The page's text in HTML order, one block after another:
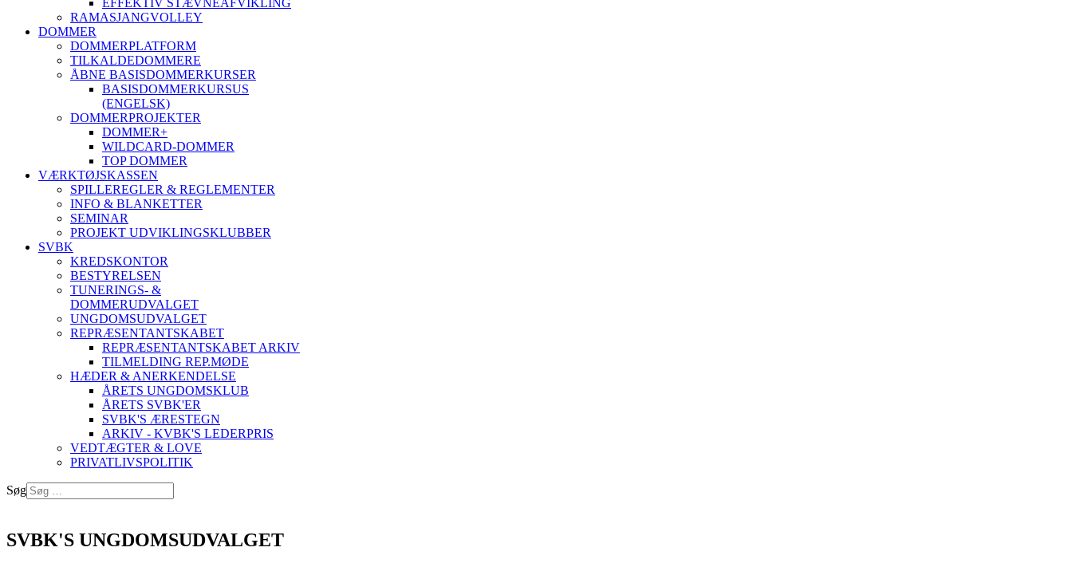
EFFEKTIV STÆVNEAFVIKLING
RAMASJANGVOLLEY
DOMMER
DOMMERPLATFORM
TILKALDEDOMMERE
ÅBNE BASISDOMMERKURSER
BASISDOMMERKURSUS
(ENGELSK)
DOMMERPROJEKTER
DOMMER+
WILDCARD-DOMMER
TOP DOMMER
VÆRKTØJSKASSEN
SPILLEREGLER & REGLEMENTER
INFO & BLANKETTER
SEMINAR
PROJEKT UDVIKLINGSKLUBBER
SVBK
KREDSKONTOR
BESTYRELSEN
TUNERINGS- &
DOMMERUDVALGET
UNGDOMSUDVALGET
REPRÆSENTANTSKABET
REPRÆSENTANTSKABET ARKIV
TILMELDING REP.MØDE
HÆDER & ANERKENDELSE
ÅRETS UNGDOMSKLUB
ÅRETS SVBK'ER
SVBK'S ÆRESTEGN
ARKIV - KVBK'S LEDERPRIS
VEDTÆGTER & LOVE
PRIVATLIVSPOLITIK
Søg
SVBK'S UNGDOMSUDVALGET